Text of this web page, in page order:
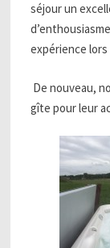
séjour un
expérience lors
De nouveau,
gîte pour leur